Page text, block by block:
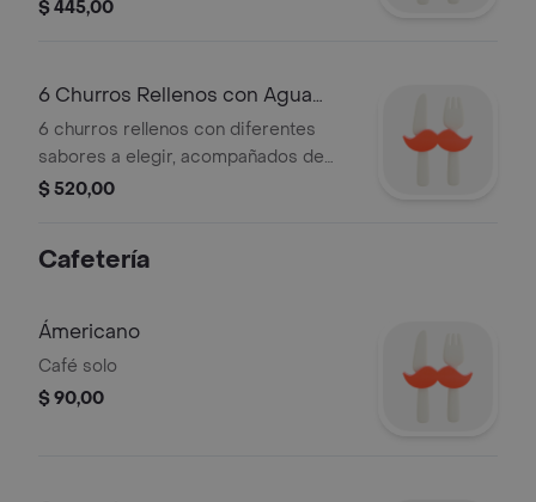
$ 445,00
6 Churros Rellenos con Agua
Saborizada
6 churros rellenos con diferentes
sabores a elegir, acompañados de
agua saborizada Salus.
$ 520,00
Cafetería
Ámericano
Café solo
$ 90,00